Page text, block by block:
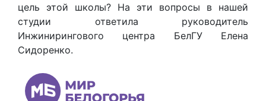
цель этой школы? На эти вопросы в нашей
студии ответила руководитель
Инжинирингового центра БелГУ Елена
Сидоренко.